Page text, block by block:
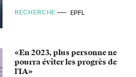
RECHERCHE EPFL
«En 2023, plus personne ne
pourra éviter les progrès de
l'IA»